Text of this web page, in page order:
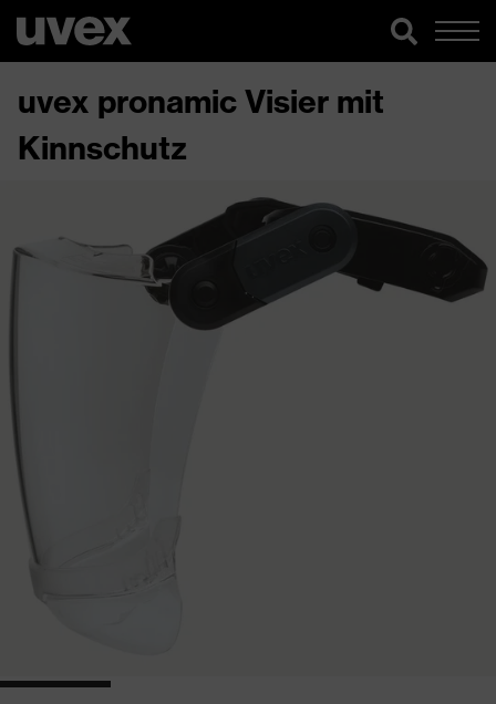
uvex pronamic Visier mit
Kinnschutz​